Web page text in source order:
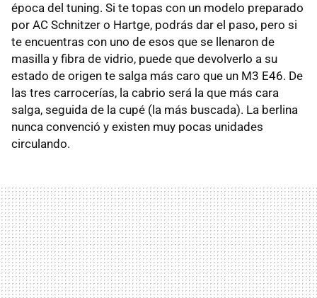
época del tuning. Si te topas con un modelo preparado
por AC Schnitzer o Hartge, podrás dar el paso, pero si
te encuentras con uno de esos que se llenaron de
masilla y fibra de vidrio, puede que devolverlo a su
estado de origen te salga más caro que un M3 E46. De
las tres carrocerías, la cabrio será la que más cara
salga, seguida de la cupé (la más buscada). La berlina
nunca convenció y existen muy pocas unidades
circulando.